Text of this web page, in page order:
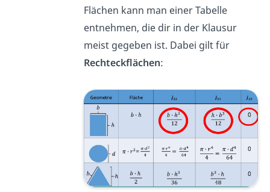
Flächen kann man einer Tabelle
entnehmen, die dir in der Klausur
meist gegeben ist. Dabei gilt für
Rechteckflächen: